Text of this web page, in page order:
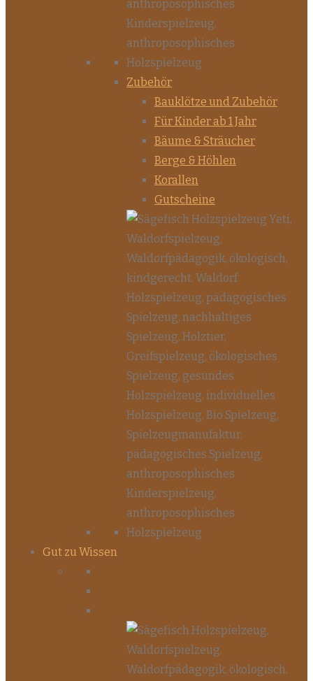
Zubehör
Bauklötze und Zubehör
Für Kinder ab 1 Jahr
Bäume & Sträucher
Berge & Höhlen
Korallen
Gutscheine
Gut zu Wissen